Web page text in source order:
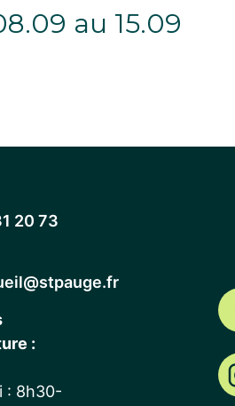
au 15.09
20 73
:
: 8h30-